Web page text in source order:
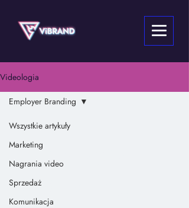
Videologia
Wszystkie artykuły
Marketing
Nagrania video
Sprzedaż
Komunikacja
Employer Branding
Employer
Branding